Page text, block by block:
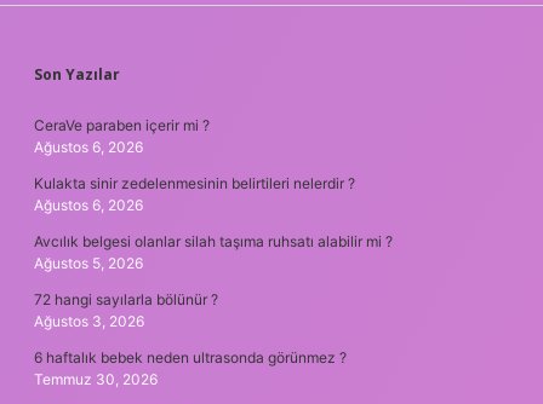
SIDEBAR
Son Yazılar
CeraVe paraben içerir mi ?
Ağustos 6, 2026
Kulakta sinir zedelenmesinin belirtileri nelerdir ?
Ağustos 6, 2026
Avcılık belgesi olanlar silah taşıma ruhsatı alabilir mi ?
Ağustos 5, 2026
72 hangi sayılarla bölünür ?
Ağustos 3, 2026
6 haftalık bebek neden ultrasonda görünmez ?
Temmuz 30, 2026